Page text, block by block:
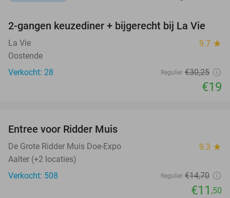
37%
NEW
TODAY
2-gangen keuzediner + bijgerecht bij La Vie
La Vie 9.7 star
Oostende
Verkocht: 28
Regulier €30,25
€19
Entree voor Ridder Muis
De Grote Ridder Muis Doe-Expo 9.3 star
Aalter (+2 locaties)
Verkocht: 508
Regulier €14,70
€11 ,50